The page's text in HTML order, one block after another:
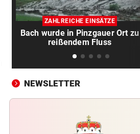
GROSSE AUFREGUNG vor
Brandgefahr? Hitze löst vor
Störfeuer aus
ELTERN SCHLUGEN ALARM vor
Bilder an Teenager
ZAHLREICHE EINSÄTZE
Bach wurde in Pinzgauer Ort zu
reißendem Fluss
NEWSLETTER